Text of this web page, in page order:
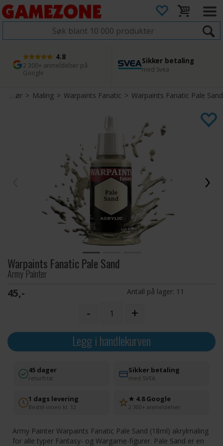
4.8
2 300+ anmeldelser på
Google
Sikker betaling
med Svea
1 dags levering
Bestill innen kl. 12
45 dager returfrist
Enkel retur
Tilbehør> Maling>Warpaints Fanatic>Warpaints Fanatic Pale Sand
Warpaints Fanatic Pale Sand
Army Painter
45,- Antall på lager: 11
- +
Legg i handlekurven
45 dager
returfrist
Sikker betaling
med SVEA
1 dags levering
Bestill innen kl. 12
★ 4.8 Google
2 300+ anmeldelser
Army Painter Warpaints Fanatic Pale Sand (18ml) akrylmaling
for alle typer Fantasy- og Wargame-figurer. Pale Sand er en